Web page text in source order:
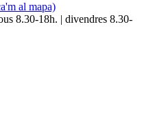
al mapa)
8.30-18h. | divendres 8.30-